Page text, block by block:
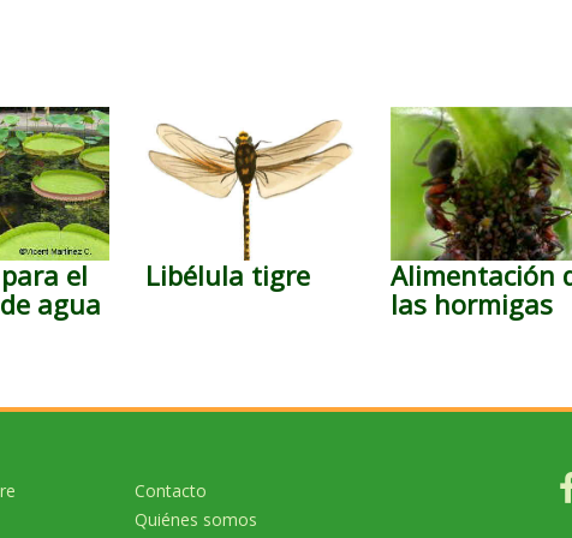
el
agua
Libélula tigre
Alimentación
las hormigas
Contacto
Quiénes somos